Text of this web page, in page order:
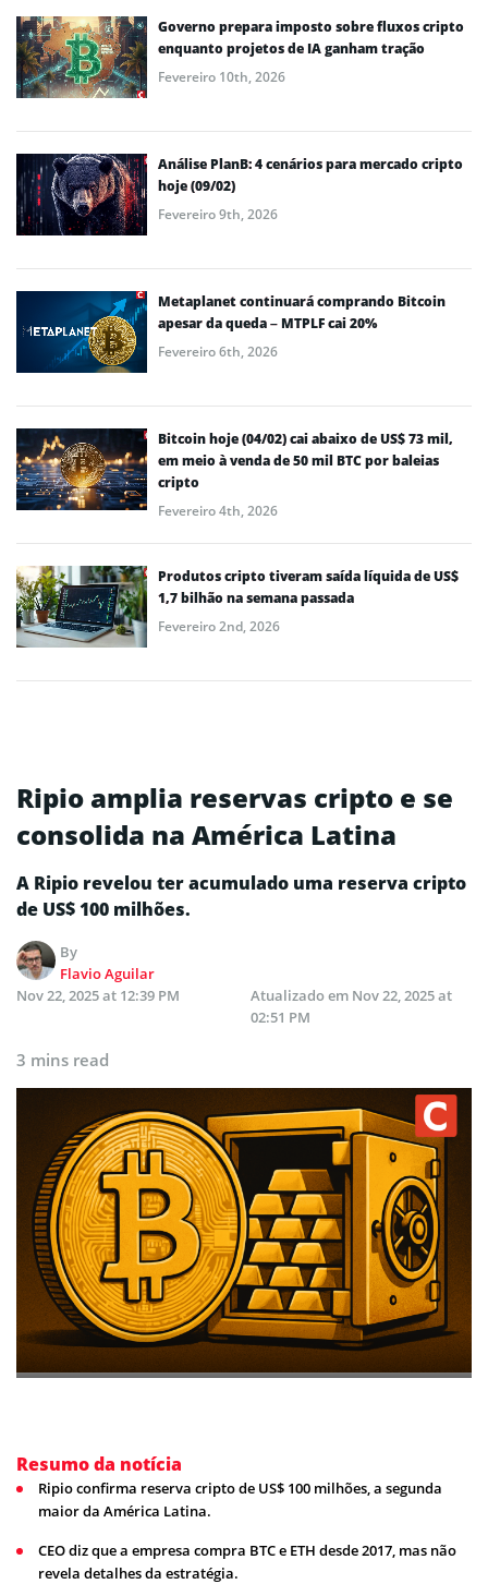
Governo prepara imposto sobre fluxos cripto
enquanto projetos de IA ganham tração
Fevereiro 10th, 2026
Análise PlanB: 4 cenários para mercado cripto
hoje (09/02)
Fevereiro 9th, 2026
Metaplanet continuará comprando Bitcoin
apesar da queda – MTPLF cai 20%
Fevereiro 6th, 2026
Bitcoin hoje (04/02) cai abaixo de US$ 73 mil,
em meio à venda de 50 mil BTC por baleias
cripto
Fevereiro 4th, 2026
Produtos cripto tiveram saída líquida de US$
1,7 bilhão na semana passada
Fevereiro 2nd, 2026
Ripio amplia reservas cripto e se
consolida na América Latina
A Ripio revelou ter acumulado uma reserva cripto
de US$ 100 milhões.
By
Flavio Aguilar
Nov 22, 2025 at 12:39 PM
Atualizado em Nov 22, 2025 at
02:51 PM
3 mins read
Resumo da notícia
Ripio confirma reserva cripto de US$ 100 milhões, a segunda
maior da América Latina.
CEO diz que a empresa compra BTC e ETH desde 2017, mas não
revela detalhes da estratégia.